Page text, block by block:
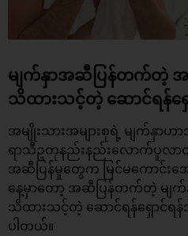
မျက်နှာအဆီပြန်တက်တဲ့
သိထားသင့်တဲ့ ဆောင်ရန်ရှော
အမျိုးသားအများစုရဲ့ မျက်နှာ
ရာသီဥတုနည်းနည်းလောက်ပူလာတာ
အဆီပြန်မှုတွေက မြင်မကောင်း
နေ့မှာတော့ အဆီပြန်တက်တဲ့ မျ
သိထားသင့်တဲ့ ဆောင်ရန်ရှောင်ရန်
ပါတယ်။